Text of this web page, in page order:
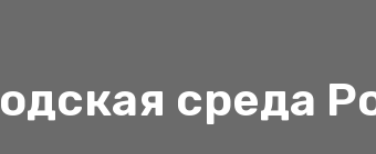
среда